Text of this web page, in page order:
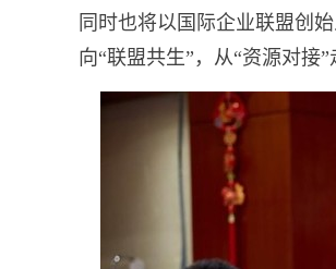
同时也将以国际企业联盟创
向“联盟共生”，从“资源对接”